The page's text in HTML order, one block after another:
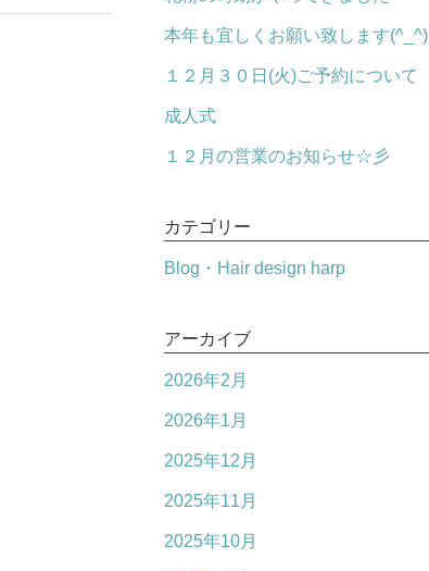
本年も宜しくお願い致します(^_^)
１２月３０日(火)ご予約について
成人式
１２月の営業のお知らせ☆彡
カテゴリー
Blog・Hair design harp
アーカイブ
2026年2月
2026年1月
2025年12月
2025年11月
2025年10月